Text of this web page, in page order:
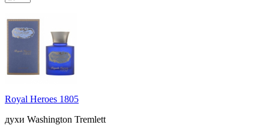
Royal Heroes 1805
духи Washington Tremlett